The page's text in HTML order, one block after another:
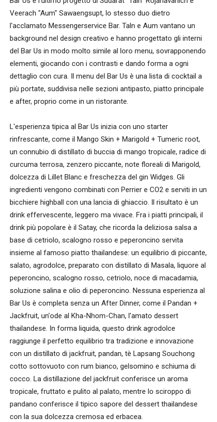
Veerach "Aum" Sawaengsupt, lo stesso duo dietro
l'acclamato Messengerservice Bar. Taln e Aum vantano un
background nel design creativo e hanno progettato gli interni
del Bar Us in modo molto simile al loro menu, sovrapponendo
elementi, giocando con i contrasti e dando forma a ogni
dettaglio con cura. Il menu del Bar Us è una lista di cocktail a
più portate, suddivisa nelle sezioni antipasto, piatto principale
e after, proprio come in un ristorante.
L'esperienza tipica al Bar Us inizia con uno starter
rinfrescante, come il Mango Skin + Marigold + Tumeric root,
un connubio di distillato di buccia di mango tropicale, radice di
curcuma terrosa, zenzero piccante, note floreali di Marigold,
dolcezza di Lillet Blanc e freschezza del gin Widges. Gli
ingredienti vengono combinati con Perrier e CO2 e serviti in un
bicchiere highball con una lancia di ghiaccio. Il risultato è un
drink effervescente, leggero ma vivace. Fra i piatti principali, il
drink più popolare è il Satay, che ricorda la deliziosa salsa a
base di cetriolo, scalogno rosso e peperoncino servita
insieme al famoso piatto thailandese: un equilibrio di piccante,
salato, agrodolce, preparato con distillato di Masala, liquore al
peperoncino, scalogno rosso, cetriolo, noce di macadamia,
soluzione salina e olio di peperoncino. Nessuna esperienza al
Bar Us è completa senza un After Dinner, come il Pandan +
Jackfruit, un'ode al Kha-Nhom-Chan, l'amato dessert
thailandese. In forma liquida, questo drink agrodolce
raggiunge il perfetto equilibrio tra tradizione e innovazione
con un distillato di jackfruit, pandan, tè Lapsang Souchong
cotto sottovuoto con rum bianco, gelsomino e schiuma di
cocco. La distillazione del jackfruit conferisce un aroma
tropicale, fruttato e pulito al palato, mentre lo sciroppo di
pandano conferisce il tipico sapore del dessert thailandese
con la sua dolcezza cremosa ed erbacea.